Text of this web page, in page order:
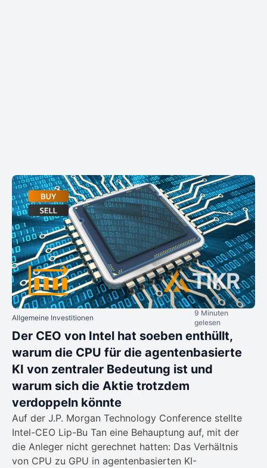
Allgemeine Investitionen
9 Minuten
gelesen
Der CEO von Intel hat soeben enthüllt,
warum die CPU für die agentenbasierte
KI von zentraler Bedeutung ist und
warum sich die Aktie trotzdem
verdoppeln könnte
Auf der J.P. Morgan Technology Conference stellte
Intel-CEO Lip-Bu Tan eine Behauptung auf, mit der
die Anleger nicht gerechnet hatten: Das Verhältnis
von CPU zu GPU in agentenbasierten KI-